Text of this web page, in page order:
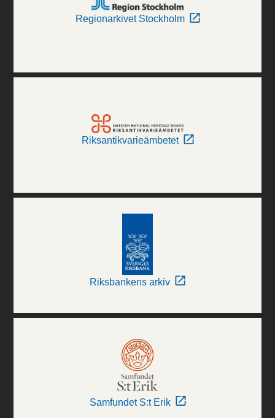
Regionarkivet Stockholm
Riksantikvarieämbetet
Riksbankens arkiv
Samfundet S:t Erik